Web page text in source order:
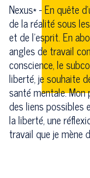
Nexus* - En quête
de la réalité sous
et de l'esprit. En
angles de travail
conscience, le
liberté, je souhaite
santé mentale.
des liens possibles
la liberté, une
travail que je mène